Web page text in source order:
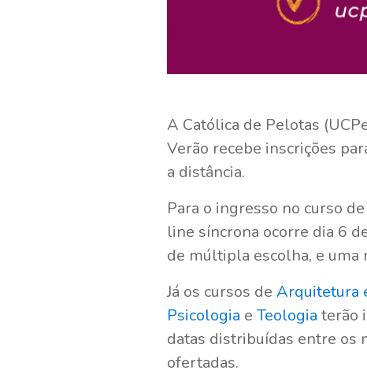
A Católica de Pelotas
Verão recebe inscrições
a distância.
Para o ingresso no curso de
line síncrona ocorre dia 6
de múltipla escolha, e uma
Já os cursos de Arquitetura
Psicologia e Teologia terão
datas distribuídas entre os
ofertadas.